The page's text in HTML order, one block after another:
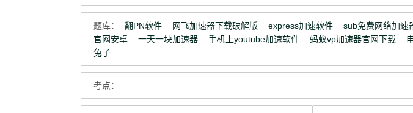
题库： 翻PN软件 网飞加速器下载破解版 express加速软件 sub免费网络加速
官网安卓
一天一块加速器 手机上youtube加速软件 蚂蚁vp加速器官网下载
兔子
考点：